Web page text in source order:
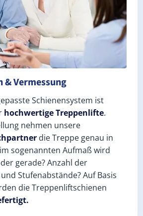
& Vermessung
Schienensystem ist
hochwertige Treppenlifte.
nehmen unsere
die Treppe genau in
sogenannten Aufmaß wird
gerade? Anzahl der
Stufenabstände? Auf Basis
die Treppenliftschienen